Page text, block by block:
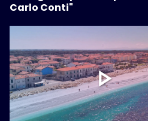
Carlo Conti"